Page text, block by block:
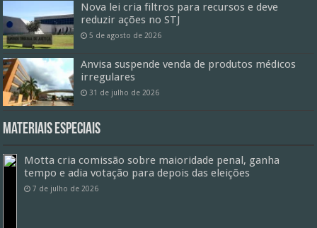
Nova lei cria filtros para recursos e deve
reduzir ações no STJ
5 de agosto de 2026
Anvisa suspende venda de produtos médicos
irregulares
31 de julho de 2026
Materiais especiais
Motta cria comissão sobre maioridade penal, ganha
tempo e adia votação para depois das eleições
7 de julho de 2026